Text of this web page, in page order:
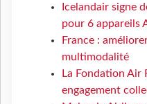
Icelandair signe
pour 6 appareils
France :
multimodalité
La Fondation Air
engagement